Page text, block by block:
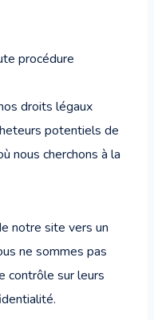
procédure
droits légaux
potentiels de
nous cherchons à la
notre site vers un
ne sommes pas
contrôle sur leurs